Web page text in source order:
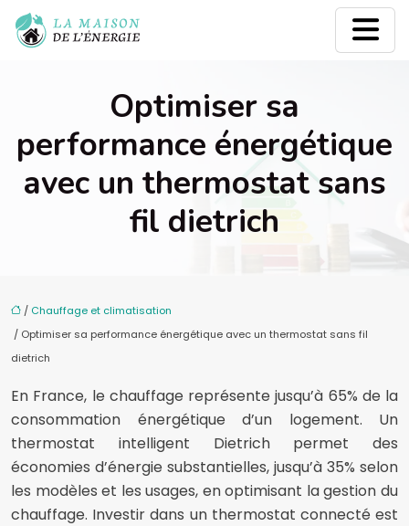
Optimiser sa
performance énergétique
avec un thermostat sans
fil dietrich
/ Chauffage et climatisation
/ Optimiser sa performance énergétique avec un thermostat sans fil
dietrich
En France, le chauffage représente jusqu’à 65% de la
consommation énergétique d’un logement. Un
thermostat intelligent Dietrich permet des
économies d’énergie substantielles, jusqu’à 35% selon
les modèles et les usages, en optimisant la gestion du
chauffage. Investir dans un thermostat connecté est